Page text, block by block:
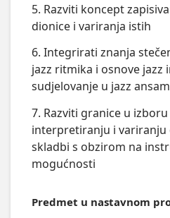
5. Razviti koncept
dionice i variranja istih
6. Integrirati znanja
jazz ritmika i osnove jazz
sudjelovanje u jazz
7. Razviti granice u
interpretiranju i variranju
skladbi s obzirom na
mogućnosti
Predmet u nastavnom